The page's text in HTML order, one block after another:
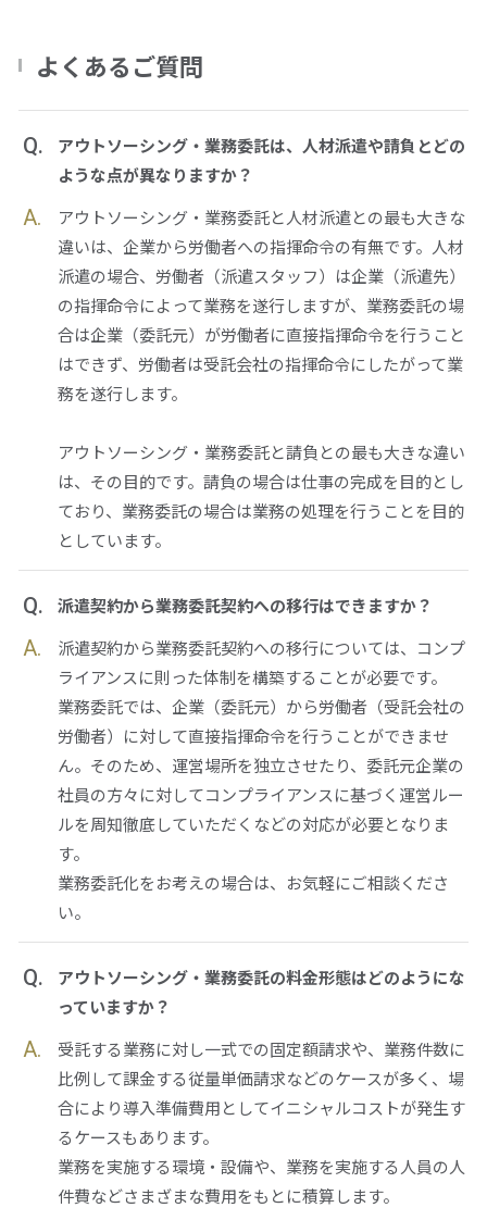
よくあるご質問
Q.
アウトソーシング・業務委託は、人材派遣や請負とどの
ような点が異なりますか？
A.
アウトソーシング・業務委託と人材派遣との最も大きな
違いは、企業から労働者への指揮命令の有無です。人材
派遣の場合、労働者（派遣スタッフ）は企業（派遣先）
の指揮命令によって業務を遂行しますが、業務委託の場
合は企業（委託元）が労働者に直接指揮命令を行うこと
はできず、労働者は受託会社の指揮命令にしたがって業
務を遂行します。
アウトソーシング・業務委託と請負との最も大きな違い
は、その目的です。請負の場合は仕事の完成を目的とし
ており、業務委託の場合は業務の処理を行うことを目的
としています。
Q. 派遣契約から業務委託契約への移行はできますか？
A.
派遣契約から業務委託契約への移行については、コンプ
ライアンスに則った体制を構築することが必要です。
業務委託では、企業（委託元）から労働者（受託会社の
労働者）に対して直接指揮命令を行うことができませ
ん。そのため、運営場所を独立させたり、委託元企業の
社員の方々に対してコンプライアンスに基づく運営ルー
ルを周知徹底していただくなどの対応が必要となりま
す。
業務委託化をお考えの場合は、お気軽にご相談くださ
い。
Q.
アウトソーシング・業務委託の料金形態はどのようにな
っていますか？
A.
受託する業務に対し一式での固定額請求や、業務件数に
比例して課金する従量単価請求などのケースが多く、場
合により導入準備費用としてイニシャルコストが発生す
るケースもあります。
業務を実施する環境・設備や、業務を実施する人員の人
件費などさまざまな費用をもとに積算します。